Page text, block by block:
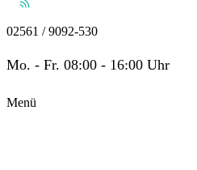
02561 / 9092-530
Mo. - Fr. 08:00 - 16:00 Uhr
Menü